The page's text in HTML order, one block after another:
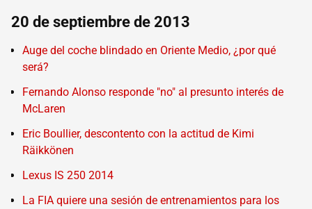
20 de septiembre de 2013
Auge del coche blindado en Oriente Medio, ¿por qué
será?
Fernando Alonso responde "no" al presunto interés de
McLaren
Eric Boullier, descontento con la actitud de Kimi
Räikkönen
Lexus IS 250 2014
La FIA quiere una sesión de entrenamientos para los